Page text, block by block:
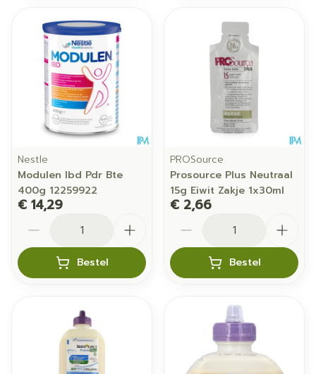
Nestle
Modulen Ibd Pdr Bte
400g 12259922
€ 14,29
Bestel
PROSource
Prosource Plus Neutraal
15g Eiwit Zakje 1x30ml
€ 2,66
Bestel